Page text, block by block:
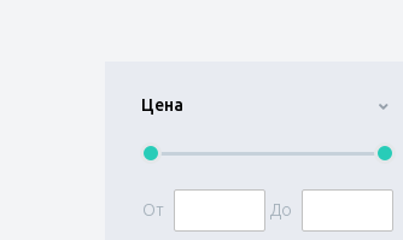
Цена
От До